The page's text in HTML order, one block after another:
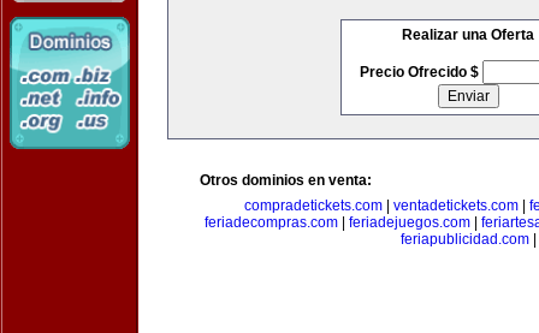
Realizar una Oferta
Precio Ofrecido $
Otros dominios en venta:
compradetickets.com| ventadetickets.com|
feriadecompras.com| feriadejuegos.com|
feriapublicidad.com|